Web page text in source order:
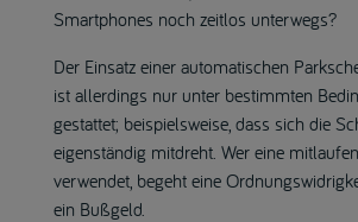
Smartphones noch zeitlos unterwegs?
Der Einsatz einer automatischen
ist allerdings nur unter bestimmten
gestattet; beispielsweise, dass sich die
eigenständig mitdreht. Wer eine
verwendet, begeht eine
ein Bußgeld.